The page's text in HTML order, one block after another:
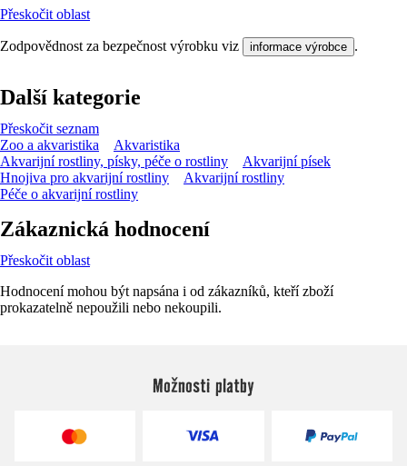
Přeskočit oblast
Zodpovědnost za bezpečnost výrobku viz informace výrobce .
Další kategorie
Přeskočit seznam
Zoo a akvaristika
Akvaristika
Akvarijní rostliny, písky, péče o rostliny
Akvarijní písek
Hnojiva pro akvarijní rostliny
Akvarijní rostliny
Péče o akvarijní rostliny
Zákaznická hodnocení
Přeskočit oblast
Hodnocení mohou být napsána i od zákazníků, kteří zboží
prokazatelně nepoužili nebo nekoupili.
Možnosti platby